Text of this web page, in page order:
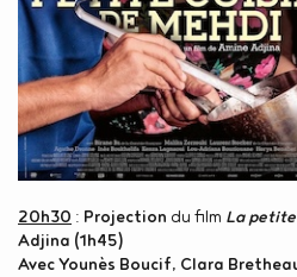
20h30 : Projection du film La
Adjina (1h45)
Avec Younès Boucif, Clara